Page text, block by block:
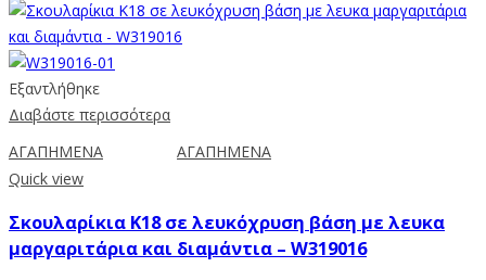
Εξαντλήθηκε
Διαβάστε περισσότερα
ΑΓΑΠΗΜΕΝΑ
ΑΓΑΠΗΜΕΝΑ
Quick view
Σκουλαρίκια Κ18 σε λευκόχρυση βάση με λευκα
μαργαριτάρια και διαμάντια – W319016